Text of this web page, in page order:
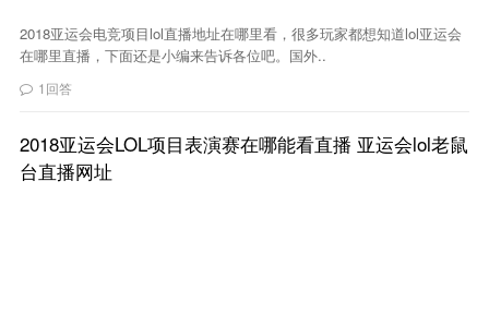
2018亚运会电竞项目lol直播地址在哪里看，很多玩家都想知道lol亚运会
在哪里直播，下面还是小编来告诉各位吧。国外..
1回答
2018亚运会LOL项目表演赛在哪能看直播 亚运会lol老鼠
台直播网址